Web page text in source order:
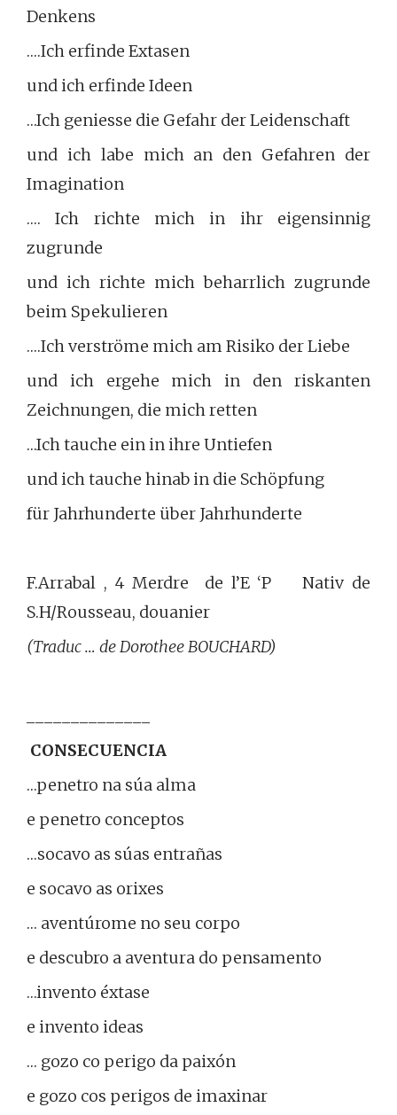
Denkens
….Ich erfinde Extasen
und ich erfinde Ideen
…Ich geniesse die Gefahr der Leidenschaft
und ich labe mich an den Gefahren der
Imagination
…. Ich richte mich in ihr eigensinnig
zugrunde
und ich richte mich beharrlich zugrunde
beim Spekulieren
….Ich verströme mich am Risiko der Liebe
und ich ergehe mich in den riskanten
Zeichnungen, die mich retten
…Ich tauche ein in ihre Untiefen
und ich tauche hinab in die Schöpfung
für Jahrhunderte über Jahrhunderte
F.Arrabal , 4 Merdre de l’E ‘P Nativ de
S.H/Rousseau, douanier
(Traduc … de Dorothee BOUCHARD)
CONSECUENCIA
…penetro na súa alma
e penetro conceptos
…socavo as súas entrañas
e socavo as orixes
… aventúrome no seu corpo
e descubro a aventura do pensamento
…invento éxtase
e invento ideas
… gozo co perigo da paixón
e gozo cos perigos de imaxinar